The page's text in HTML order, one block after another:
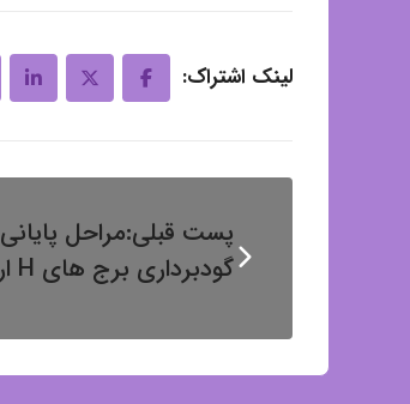
لینک اشتراک:
پست قبلی:مراحل پایانی
گودبرداری برج های H ارتش